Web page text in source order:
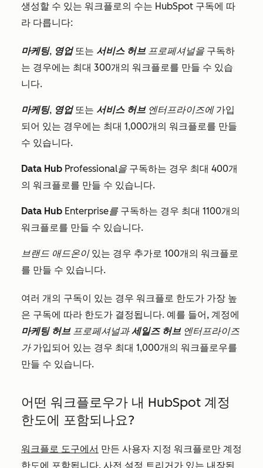
생성할 수 있는 워크플로의 수는 HubSpot 구독에 따
라 다릅니다:
마케팅, 영업또는 서비스 허브 프로페셔널을 구독하
는 경우에는 최대 300개의 워크플로를 만들 수 있습
니다.
마케팅, 영업또는 서비스 허브 엔터프라이즈에가입
되어 있는 경우에는 최대 1,000개의 워크플로를 만들
수 있습니다.
Data Hub Professional을 구독하는 경우 최대 400개
의 워크플로를 만들 수 있습니다.
Data Hub Enterprise를 구독하는 경우 최대 1100개의
워크플로를 만들 수 있습니다.
브랜드 애드온이있는 경우 추가로 100개의 워크플로
를 만들 수 있습니다.
여러 개의 구독이 있는 경우 워크플로 한도가 가장 높
은 구독에 따라 한도가 결정됩니다. 예를 들어, 계정에
마케팅 허브 프로페셔널과세일즈 허브 엔터프라이즈
가 가입되어 있는 경우 최대 1,000개의 워크플로우를
만들 수 있습니다.
어떤 워크플로우가 내 HubSpot 계정
한도에 포함되나요?
워크플로 도구에서 만든 사용자 지정 워크플로만 계정
한도에 포함됩니다. 사전 설정 트리거가 있는 내장된